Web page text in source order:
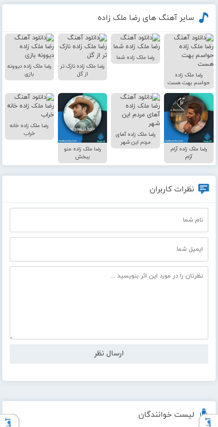
لیست خوانندگان
سایر آهنگ های رضا ملک زاده
رضا ملک زاده
حواسم بهت هست
رضا ملک زاده شما
رضا ملک زاده نازک تر
از گل
رضا ملک زاده دیوونه
بازی
رضا ملک زاده آرام
آرام
رضا ملک زاده آهای
مردم این شهر
رضا ملک زاده منو
ببخش
رضا ملک زاده خانه
خراب
نظرات کاربران